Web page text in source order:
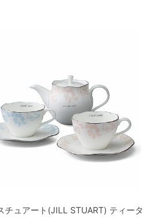
チュアート(JILL STUART) ティータ